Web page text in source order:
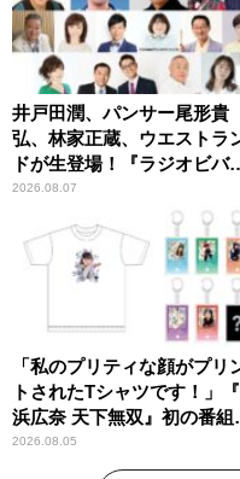
井戸田潤、パンサー尾形貴
弘、林家正蔵、ウエストラ
ドが生登場！『ラジオビバ
ー昼ズ』
2026.08.07
「私のプリティな顔がプリ
トされたTシャツです！」
浜広奈 天下無双』初の番組
ッズ発売
2026.08.05